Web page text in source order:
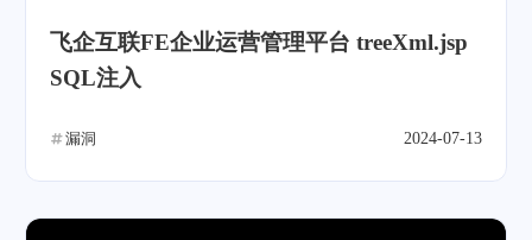
飞企互联FE企业运营管理平台 treeXml.jsp
SQL注入
漏洞 2024-07-13